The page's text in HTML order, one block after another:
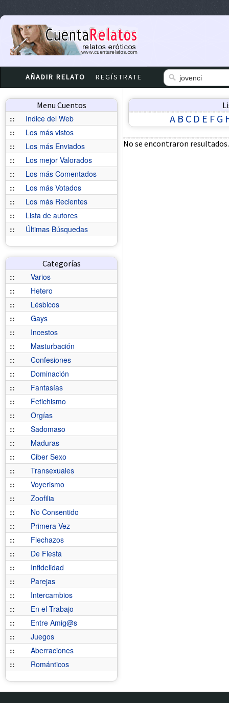
AÑADIR RELATO REGÍSTRATE
Menu Cuentos
::
Indice del Web
::
Los más vistos
::
Los más Enviados
::
Los mejor Valorados
::
Los más Comentados
::
Los más Votados
::
Los más Recientes
::
Lista de autores
::
Últimas Búsquedas
Categorías
::
Varios
::
Hetero
::
Lésbicos
::
Gays
::
Incestos
::
Masturbación
::
Confesiones
::
Dominación
::
Fantasías
::
Fetichismo
::
Orgías
::
Sadomaso
::
Maduras
::
Ciber Sexo
::
Transexuales
::
Voyerismo
::
Zoofilia
::
No Consentido
::
Primera Vez
::
Flechazos
::
De Fiesta
::
Infidelidad
::
Parejas
::
Intercambios
::
En el Trabajo
::
Entre Amig@s
::
Juegos
::
Aberraciones
::
Románticos
A B C D E F G
No se encontraron resultados.